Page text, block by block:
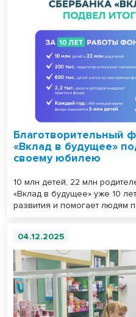
Благотворительный
«Вклад в будущее»
своему юбилею
10 млн детей, 22 млн
«Вклад в будущее» уже 10
развития и помогает людям
04.12.2025